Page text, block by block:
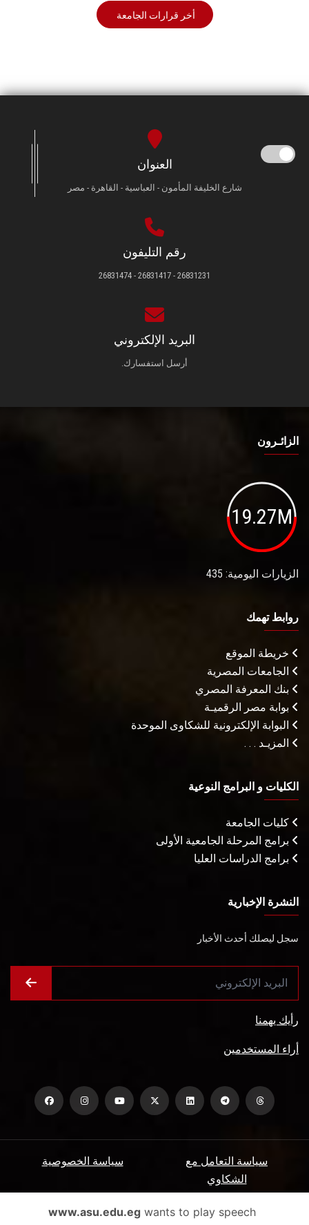
أخر قرارات الجامعة
العنوان
شارع الخليفة المأمون - العباسية - القاهرة - مصر
رقم التليفون
26831231 - 26831417 - 26831474
البريد الإلكتروني
أرسل استفسارك.
الزائـرون
19.27M
الزيارات اليومية: 435
روابط تهمك
خريطة الموقع
الجامعات المصرية
بنك المعرفة المصري
بوابة مصر الرقميـة
البوابة الإلكترونية للشكاوى الموحدة
المزيـد . . .
الكليات و البرامج النوعية
كليات الجامعة
برامج المرحلة الجامعية الأولى
برامج الدراسات العليا
النشرة الإخبارية
سجل ليصلك أحدث الأخبار
رأيك يهمنا
أراء المستخدمين
سياسة الخصوصية
سياسة التعامل مع
الشكاوي
الأسئلة الشائعة ميثاق المتعاملين www.asu.edu.egwants to play speech